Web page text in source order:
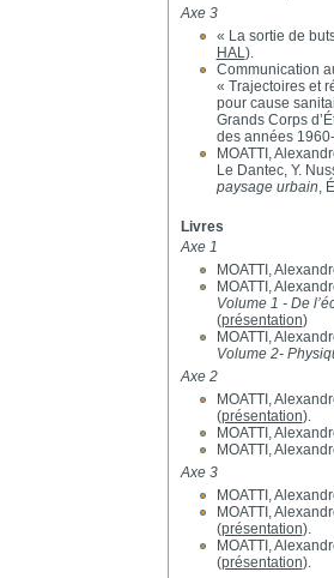
Axe 3
« La sortie de
HAL).
Communication
« Trajectoires et
pour cause
Grands Corps
des années
MOATTI,
Le Dantec, Y.
paysage urbain,
Livres
Axe 1
MOATTI,
MOATTI,
Volume 1 - De
(présentation)
MOATTI,
Volume 2-
Axe 2
MOATTI,
(présentation).
MOATTI,
MOATTI,
Axe 3
MOATTI,
MOATTI,
(présentation).
MOATTI,
(présentation).